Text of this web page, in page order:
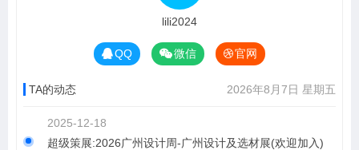
lili2024
QQ 微信 官网
TA的动态 2026年8月7日 星期五
2025-12-18
超级策展:2026广州设计周-广州设计及选材展(欢迎加入)